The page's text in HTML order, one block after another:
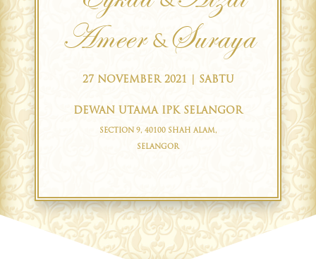
Ameer &Suraya
27 NOVEMBER 2021 | SABTU
DEWAN UTAMA IPK SELANGOR
SECTION 9, 40100 SHAH ALAM,
SELANGOR